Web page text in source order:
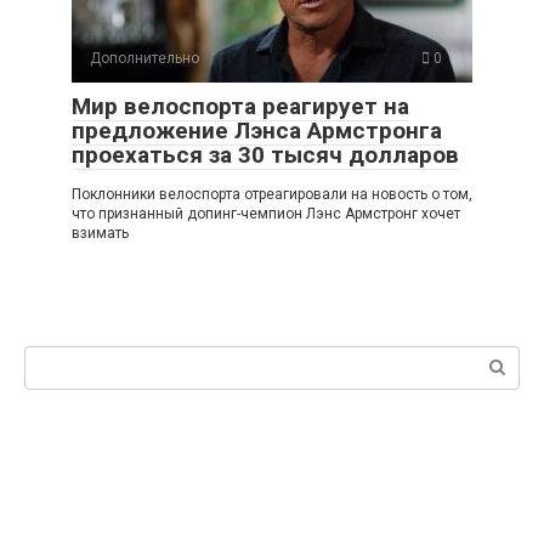
Дополнительно 0
Мир велоспорта реагирует на
предложение Лэнса Армстронга
проехаться за 30 тысяч долларов
Поклонники велоспорта отреагировали на новость о том,
что признанный допинг-чемпион Лэнс Армстронг хочет
взимать